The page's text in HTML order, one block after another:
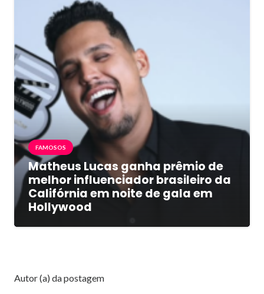
FAMOSOS
Matheus Lucas ganha prêmio de
melhor influenciador brasileiro da
Califórnia em noite de gala em
Hollywood
Autor (a) da postagem